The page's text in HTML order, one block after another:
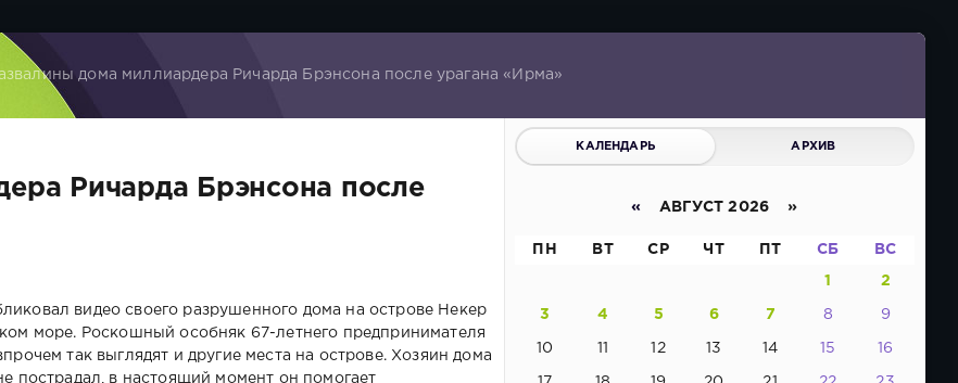
дома миллиардера Ричарда Брэнсона после урагана «Ирма»
Ричарда Брэнсона после
видео своего разрушенного дома на острове Некер
море. Роскошный особняк 67-летнего предпринимателя
так выглядят и другие места на острове. Хозяин дома
пострадал, в настоящий момент он помогает
КАЛЕНДАРЬ АРХИВ
« АВГУСТ 2026 »
ПН ВТ СР ЧТ ПТ СБ ВС
1 2
3 4 5 6 7 8 9
10 11 12 13 14 15 16